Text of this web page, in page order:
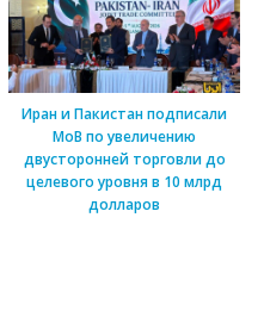
Иран и Пакистан подписали
МоВ по увеличению
двусторонней торговли до
целевого уровня в 10 млрд
долларов